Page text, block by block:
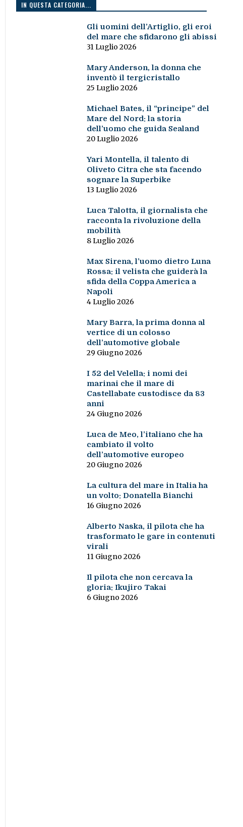
IN QUESTA CATEGORIA...
Gli uomini dell’Artiglio, gli eroi
del mare che sfidarono gli abissi
31 Luglio 2026
Mary Anderson, la donna che
inventò il tergicristallo
25 Luglio 2026
Michael Bates, il “principe” del
Mare del Nord: la storia
dell’uomo che guida Sealand
20 Luglio 2026
Yari Montella, il talento di
Oliveto Citra che sta facendo
sognare la Superbike
13 Luglio 2026
Luca Talotta, il giornalista che
racconta la rivoluzione della
mobilità
8 Luglio 2026
Max Sirena, l’uomo dietro Luna
Rossa: il velista che guiderà la
sfida della Coppa America a
Napoli
4 Luglio 2026
Mary Barra, la prima donna al
vertice di un colosso
dell’automotive globale
29 Giugno 2026
I 52 del Velella: i nomi dei
marinai che il mare di
Castellabate custodisce da 83
anni
24 Giugno 2026
Luca de Meo, l’italiano che ha
cambiato il volto
dell’automotive europeo
20 Giugno 2026
La cultura del mare in Italia ha
un volto: Donatella Bianchi
16 Giugno 2026
Alberto Naska, il pilota che ha
trasformato le gare in contenuti
virali
11 Giugno 2026
Il pilota che non cercava la
gloria: Ikujiro Takai
6 Giugno 2026